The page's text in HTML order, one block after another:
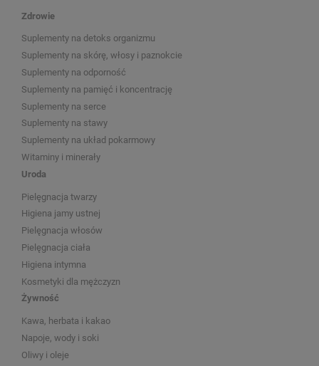
Zdrowie
Suplementy na detoks organizmu
Suplementy na skórę, włosy i paznokcie
Suplementy na odporność
Suplementy na pamięć i koncentrację
Suplementy na serce
Suplementy na stawy
Suplementy na układ pokarmowy
Witaminy i minerały
Uroda
Pielęgnacja twarzy
Higiena jamy ustnej
Pielęgnacja włosów
Pielęgnacja ciała
Higiena intymna
Kosmetyki dla mężczyzn
Żywność
Kawa, herbata i kakao
Napoje, wody i soki
Oliwy i oleje